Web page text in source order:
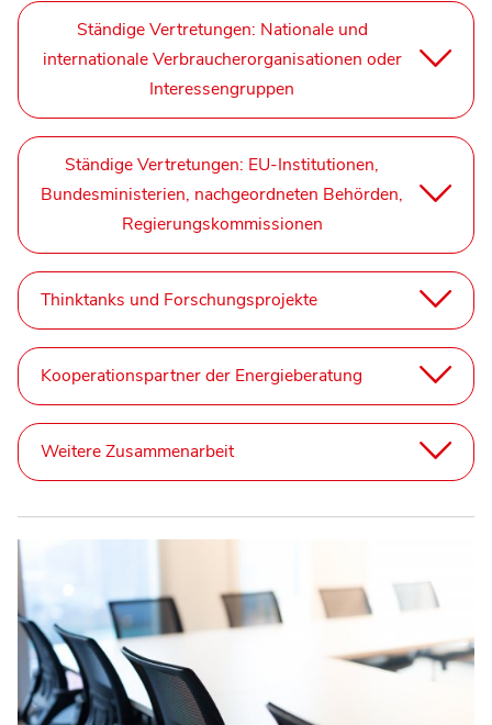
Ständige Vertretungen: Nationale und
internationale Verbraucherorganisationen oder
Interessengruppen
Ständige Vertretungen: EU-Institutionen,
Bundesministerien, nachgeordneten Behörden,
Regierungskommissionen
Thinktanks und Forschungsprojekte
Kooperationspartner der Energieberatung
Weitere Zusammenarbeit